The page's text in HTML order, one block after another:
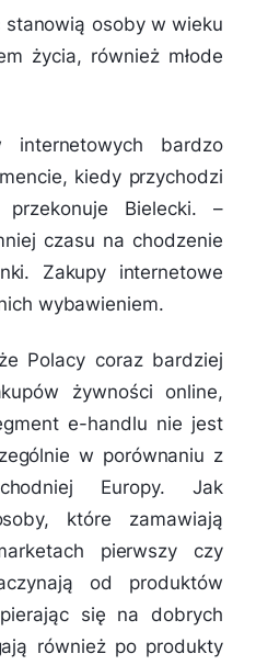
osoby w wieku
życia, również młode
internetowych bardzo
kiedy przychodzi
Bielecki. –
czasu na chodzenie
Zakupy internetowe
wybawieniem.
Polacy coraz bardziej
żywności online,
e-handlu nie jest
w porównaniu z
Europy. Jak
które zamawiają
pierwszy czy
od produktów
się na dobrych
również po produkty